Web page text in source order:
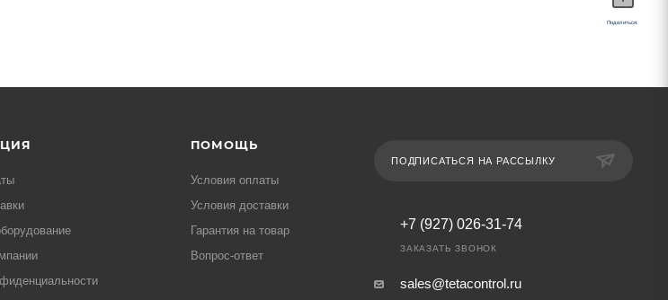
Поделиться:
ПОМОЩЬ
Условия оплаты
Условия доставки
Гарантия на товар
Вопрос-ответ
ПОДПИСАТЬСЯ НА РАССЫЛКУ
+7 (927) 026-31-74
ЗАКАЗАТЬ ЗВОНОК
sales@tetacontrol.ru